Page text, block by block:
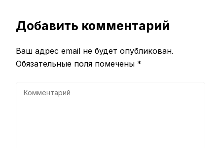
Добавить комментарий
Ваш адрес email не будет опубликован.
Обязательные поля помечены *